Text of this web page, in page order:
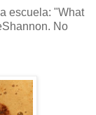
escuela: "What
No